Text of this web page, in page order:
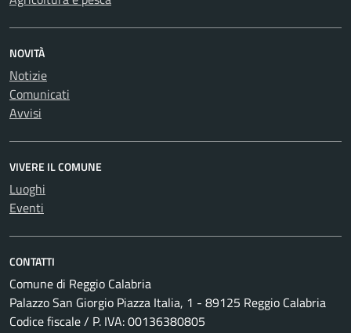
NOVITÀ
Notizie
Comunicati
Avvisi
VIVERE IL COMUNE
Luoghi
Eventi
CONTATTI
Comune di Reggio Calabria
Palazzo San Giorgio Piazza Italia, 1 - 89125 Reggio Calabria
Codice fiscale / P. IVA: 00136380805